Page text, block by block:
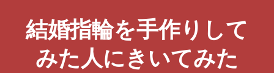
結婚指輪を手作りして
みた人にきいてみた